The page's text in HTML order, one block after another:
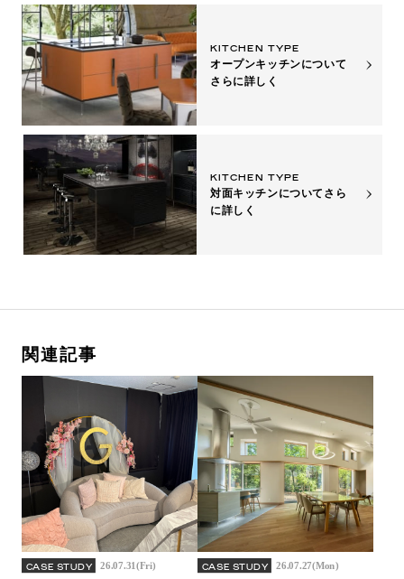
KITCHEN TYPE
オープンキッチンについて
さらに詳しく
KITCHEN TYPE
対面キッチンについて さら
に詳しく
関連記事
CASE STUDY 26.07.31(Fri) CASE STUDY 26.07.27(Mon)